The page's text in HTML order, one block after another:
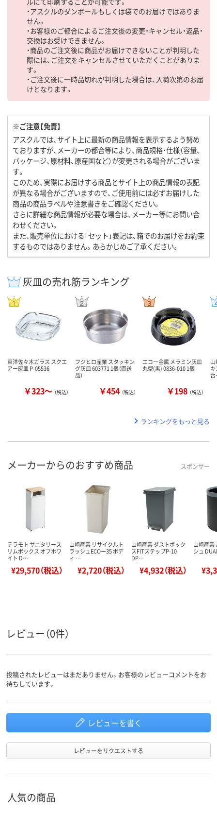
・アスクルのダンボールもしくは袋でのお届けではありま
せん。
・お客様のご都合によるご注文後の変更・キャンセル・返品・
交換はお受けできません。
・商品のご注文後に商品がお届けできないことが判明した
際には、ご注文をキャンセルさせていただくことがありま
す。
・ご注文後に一時品切れが判明した場合は、入荷次第のお届
けとなります。
※ご注意【免責】
アスクルでは、サイト上に最新の商品情報を表示するよう努め
ておりますが、メーカーの都合等により、商品規格・仕様（容量、
パッケージ、原材料、原産国など）が変更される場合がございま
す。
このため、実際にお届けする商品とサイト上の商品情報の表記
が異なる場合がございますので、ご使用前には必ずお届けした
商品の商品ラベルや注意書きをご確認ください。
さらに詳細な商品情報が必要な場合は、メーカー等にお問い合
わせください。
また、販売単位における「セット」表記は、箱でのお届けをお約束
するものではありません。あらかじめご了承ください。
灰皿の売れ筋ランキング
東洋佐々木ガラス スクエ
アー灰皿 P-05536
￥323～ （税込）
フジヒロ産業 スタッキン
グ灰皿 603771 1個（直送
品）
￥454 （税込）
エコー金属 メラミン灰皿
丸型(黒) 0836-010 1個
￥198 （税込）
キ
ランキングをもっと見る
メーカーからのおすすめ商品 スポンサー
テラモト サニタリース
リムボックス オフホワ
イト D…
¥29,570（税込）
山崎産業 リサイクルト
ラッシュECOー35 ボデ
ィ …
¥2,720（税込）
山崎産業 ダストボック
スFITステップP-10
DP…
¥4,932（税込）
山崎産業
シュ
レビュー（0件）
投稿されたレビューはまだありません。お客様のレビューコメントをお
待ちしています。
レビューを書く
レビューをリクエストする
人気の商品